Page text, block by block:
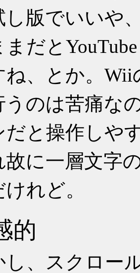
し版でいいや
まだと
ね、とか。
うのは苦痛な
だと操作し
故に一層文字
れど。
的
し、スクロー